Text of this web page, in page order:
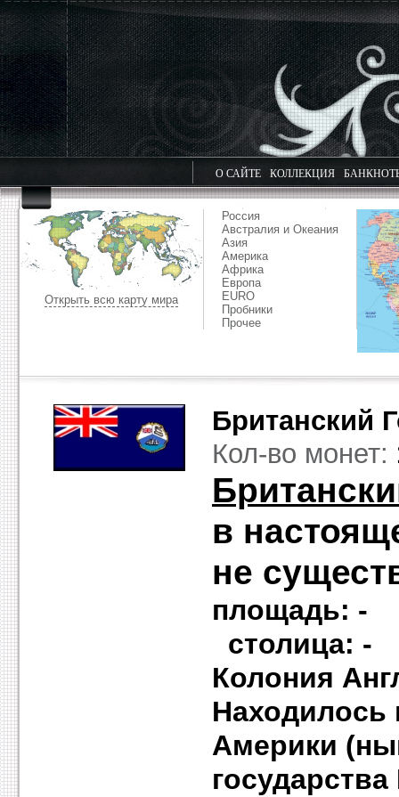
О САЙТЕ КОЛЛЕКЦИЯ
Открыть всю карту мира
Россия
Австралия и Океания
Азия
Америка
Африка
Европа
EURO
Пробники
Прочее
Британский
Кол-во монет:
в
не
столица: -
Колония
Находилось
Америки